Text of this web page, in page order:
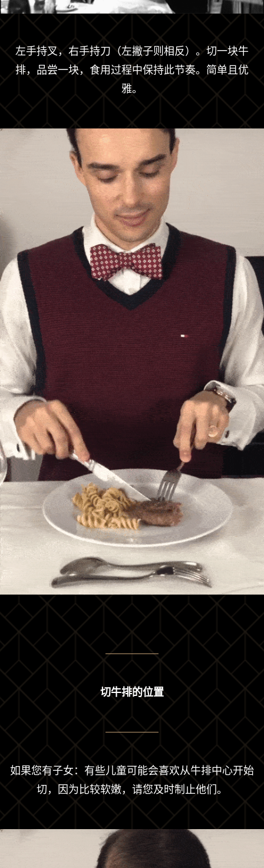
左手持叉，右手持刀（左撇子则相反）。切一块牛
排，品尝一块，食用过程中保持此节奏。简单且优
雅。
切牛排的位置
如果您有子女：有些儿童可能会喜欢从牛排中心开始
切，因为比较软嫩，请您及时制止他们。